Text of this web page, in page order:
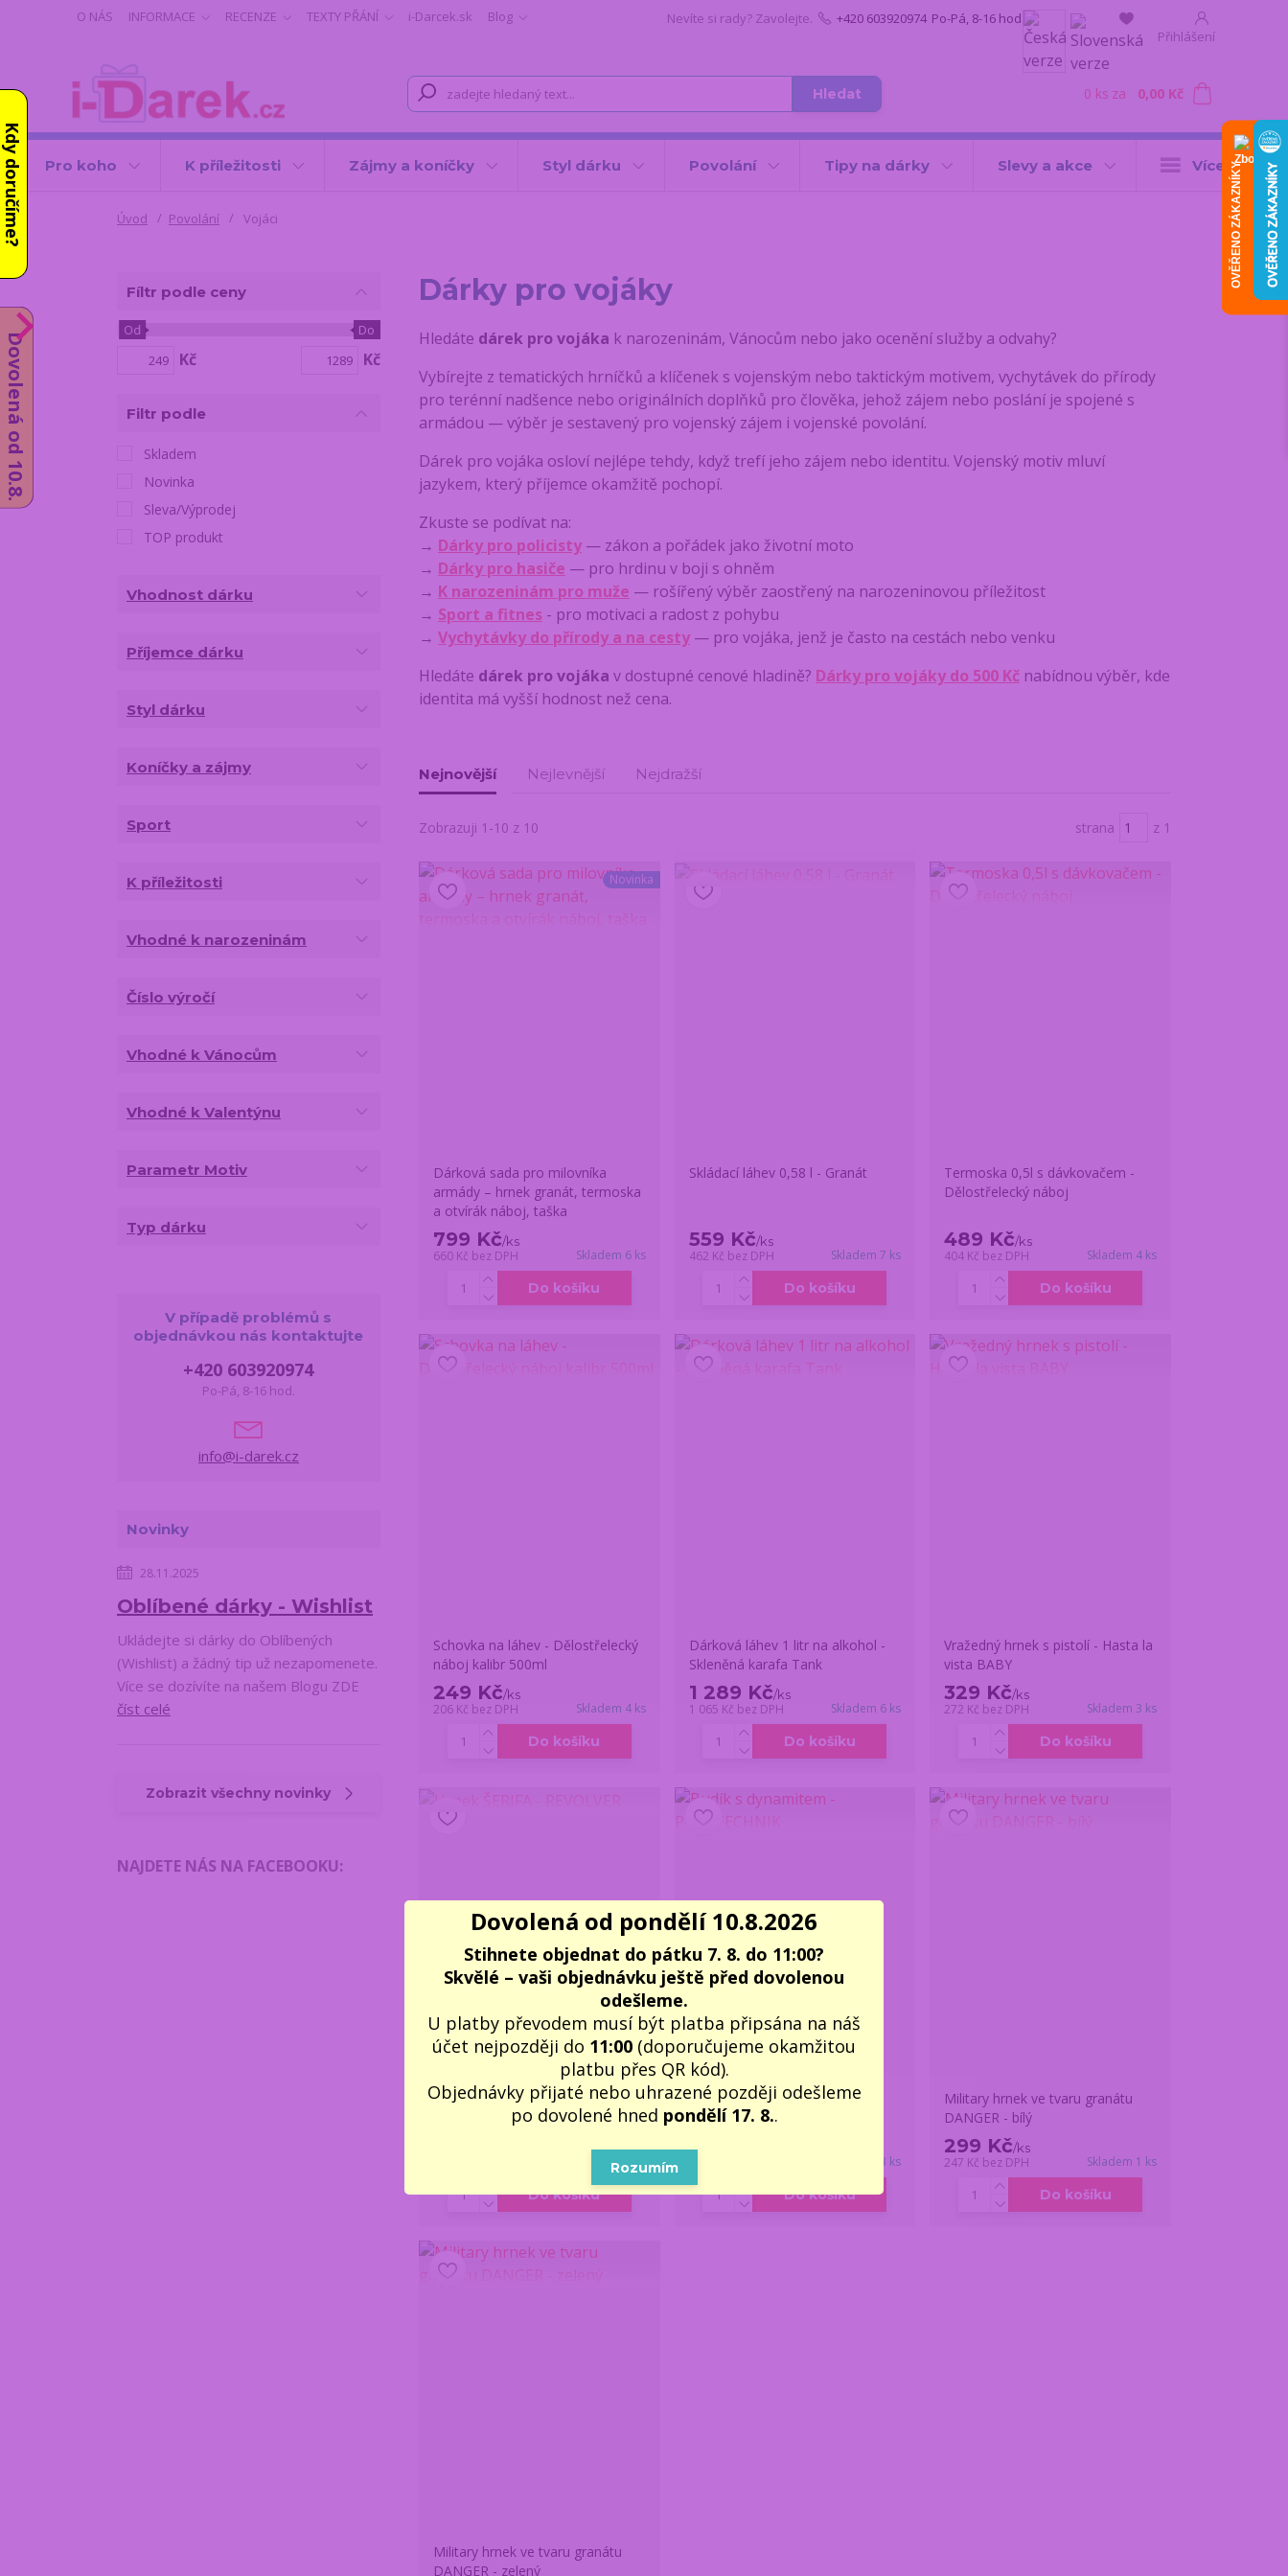
O NÁS INFORMACE RECENZE TEXTY PŘÁNÍ i-Darcek.sk
Blog
Přihlášení
Hledat
Nevíte si rady? Zavolejte. +420 603920974 Po-Pá, 8-16 hod.
0 ks za 0,00 Kč
Pro koho K příležitosti Zájmy a koníčky Styl dárku Povolání Tipy na dárky Slevy a akce Více
Úvod Povolání Vojáci
Dárky pro vojáky
Hledáte dárek pro vojáka k narozeninám, Vánocům nebo jako ocenění služby a odvahy?
Vybírejte z tematických hrníčků a klíčenek s vojenským nebo taktickým motivem, vychytávek do přírody
pro terénní nadšence nebo originálních doplňků pro člověka, jehož zájem nebo poslání je spojené s
armádou — výběr je sestavený pro vojenský zájem i vojenské povolání.
Dárek pro vojáka osloví nejlépe tehdy, když trefí jeho zájem nebo identitu. Vojenský motiv mluví
jazykem, který příjemce okamžitě pochopí.
Zkuste se podívat na:
→ Dárky pro policisty — zákon a pořádek jako životní moto
→ Dárky pro hasiče — pro hrdinu v boji s ohněm
→ K narozeninám pro muže — rošířený výběr zaostřený na narozeninovou příležitost
→ Sport a fitnes - pro motivaci a radost z pohybu
→ Vychytávky do přírody a na cesty— pro vojáka, jenž je často na cestách nebo venku
Hledáte dárek pro vojáka v dostupné cenové hladině? Dárky pro vojáky do 500 Kčnabídnou výběr, kde
identita má vyšší hodnost než cena.
Nejnovější Nejlevnější Nejdražší
Zobrazuji 1-10 z 10 strana z 1
Novinka
Dárková sada pro milovníka
armády – hrnek granát, termoska
a otvírák náboj, taška
799 Kč/ks
660 Kč bez DPH Skladem 6 ks
Do košíku
Skládací láhev 0,58 l - Granát
559 Kč/ks
462 Kč bez DPH Skladem 7 ks
Do košíku
Termoska 0,5l s dávkovačem -
Dělostřelecký náboj
489 Kč/ks
404 Kč bez DPH Skladem 4 ks
Do košíku
Schovka na láhev - Dělostřelecký
náboj kalibr 500ml
249 Kč/ks
206 Kč bez DPH Skladem 4 ks
Do košíku
Dárková láhev 1 litr na alkohol -
Skleněná karafa Tank
1 289 Kč/ks
1 065 Kč bez DPH Skladem 6 ks
Do košíku
Vražedný hrnek s pistolí - Hasta la
vista BABY
329 Kč/ks
272 Kč bez DPH Skladem 3 ks
Do košíku
Hrnek ŠERIFA - REVOLVER
Skladem 2 ks
Do košíku
Budík s dynamitem -
PYROTECHNIK
499 Kč
Skladem 3 ks
Do košíku
Military hrnek ve tvaru granátu
DANGER - bílý
299 Kč/ks
247 Kč bez DPH Skladem 1 ks
Do košíku
Military hrnek ve tvaru granátu
DANGER - zelený
Fíltr podle ceny
Kč
Od Do
Kč
Filtr podle
Skladem
Novinka
Sleva/Výprodej
TOP produkt
Vhodnost dárku
Příjemce dárku
Styl dárku
Koníčky a zájmy
Sport
K příležitosti
Vhodné k narozeninám
Číslo výročí
Vhodné k Vánocům
Vhodné k Valentýnu
Parametr Motiv
Typ dárku
V případě problémů s
objednávkou nás kontaktujte
+420 603920974
Po-Pá, 8-16 hod.
info@i-darek.cz
Novinky
28.11.2025
Oblíbené dárky - Wishlist
Ukládejte si dárky do Oblíbených
(Wishlist) a žádný tip už nezapomenete.
Více se dozívíte na našem Blogu ZDE
číst celé
Zobrazit všechny novinky
NAJDETE NÁS NA FACEBOOKU:
Dovolená od pondělí 10.8.2026
Stihnete objednat do pátku 7. 8. do 11:00?
Skvělé – vaši objednávku ještě před dovolenou
odešleme.
U platby převodem musí být platba připsána na náš
účet nejpozději do 11:00 (doporučujeme okamžitou
platbu přes QR kód).
Objednávky přijaté nebo uhrazené později odešleme
po dovolené hned pondělí 17. 8..
Rozumím
Dovolená od 10.8.
Kdy doručíme? OVĚŘENO ZÁKAZNÍKY